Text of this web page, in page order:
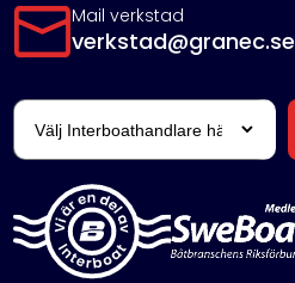
Mail verkstad
verkstad@granec.se